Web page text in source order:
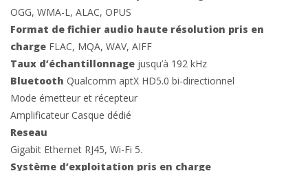
OGG, WMA-L, ALAC, OPUS
Format de fichier audio haute résolution pris en
charge FLAC, MQA, WAV, AIFF
Taux d’échantillonnage jusqu’à 192 kHz
Bluetooth Qualcomm aptX HD5.0 bi-directionnel
Mode émetteur et récepteur
Amplificateur Casque dédié
Reseau
Gigabit Ethernet RJ45, Wi-Fi 5.
Système d’exploitation pris en charge